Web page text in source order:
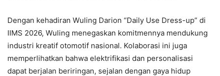
Dengan kehadiran Wuling Darion “Daily Use Dress-up” di
IIMS 2026, Wuling menegaskan komitmennya mendukung
industri kreatif otomotif nasional. Kolaborasi ini juga
memperlihatkan bahwa elektrifikasi dan personalisasi
dapat berjalan beriringan, sejalan dengan gaya hidup